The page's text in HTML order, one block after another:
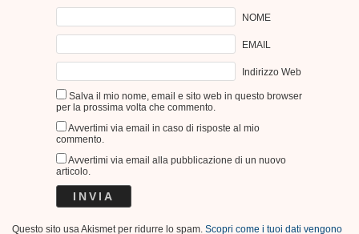
NOME
EMAIL
Indirizzo Web
Salva il mio nome, email e sito web in questo browser
per la prossima volta che commento.
Avvertimi via email in caso di risposte al mio
commento.
Avvertimi via email alla pubblicazione di un nuovo
articolo.
Questo sito usa Akismet per ridurre lo spam. Scopri come i tuoi dati vengono